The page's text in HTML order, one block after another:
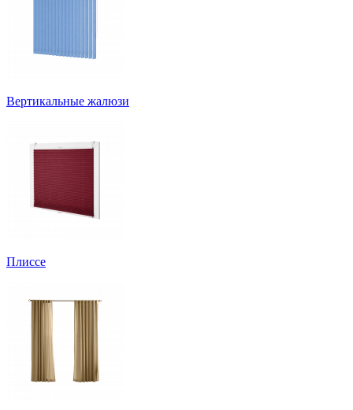
Вертикальные жалюзи
Плиссе